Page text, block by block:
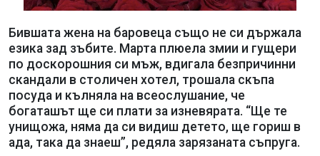
Бившата жена на баровеца също не си държала
езика зад зъбите. Марта плюела змии и гущери
по доскорошния си мъж, вдигала безпричинни
скандали в столичен хотел, трошала скъпа
посуда и кълняла на всеослушание, че
богаташът ще си плати за изневярата. “Ще те
унищожа, няма да си видиш детето, ще гориш в
ада, така да знаеш”, редяла зарязаната съпруга.